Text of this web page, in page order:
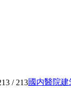
/ 213國内醫院